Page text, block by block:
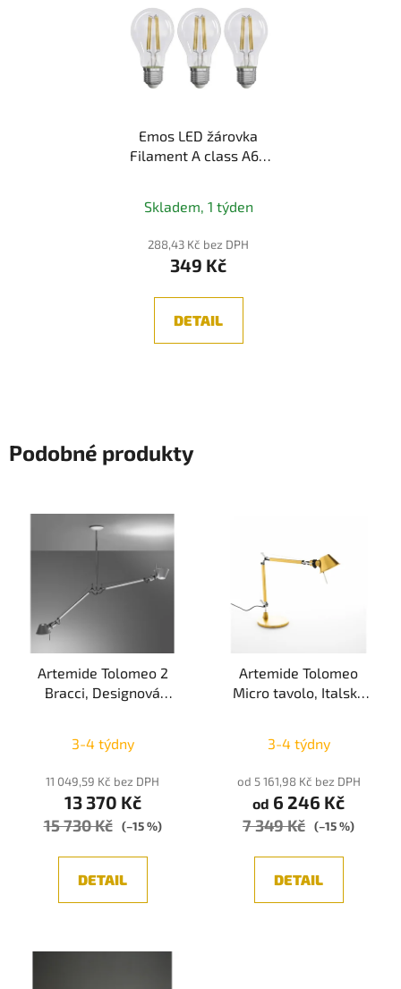
Emos LED žárovka
Filament A class A60
Skladem, 1 týden
288,43 Kč bez DPH
349 Kč
DETAIL
Podobné produkty
Artemide Tolomeo 2
Bracci, Designová
hodnocení
produktu
je
5,0
5
3-4 týdny
11 049,59 Kč bez DPH
13 370 Kč
15 730 Kč (–15 %)
DETAIL
Artemide Tolomeo
Micro tavolo, Italská
hodnocení
produktu
je
5,0
5
3-4 týdny
od 5 161,98 Kč bez DPH
od 6 246 Kč
7 349 Kč (–15 %)
DETAIL